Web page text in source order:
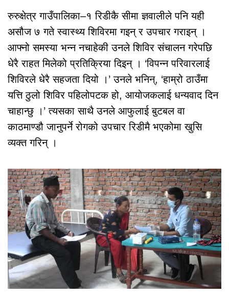
रुरुक्षेत्र गाउँपालिका–१ रिडीकै सीमा ज्ञवालीले पनि यही
असौज ७ गते स्वास्थ्य शिविरमा गइन् र उपचार गराइन् ।
आफ्नो समस्या भन्न नचाहेकी उनले शिविर संचालन गरेपछि
धेरै राहत मिलेको प्रतिक्रिया दिइन् । ‘विपन्न परिवारलाई
शिविरले धेरै सहजता दियो ।’ उनले भनिन्, ‘हाम्रो ठाउँमा
यत्ति ठुलो शिविर पहिलोपटक हो, आयोजकलाई धन्यवाद दिन
चाहान्छु ।’ त्यसका साथै उनले आफुलाई बुटबल वा
काठमाण्डौ जानुपर्ने रोगको उपचार रिडीमै भएकोमा खुसि
व्यक्त गरिन् ।